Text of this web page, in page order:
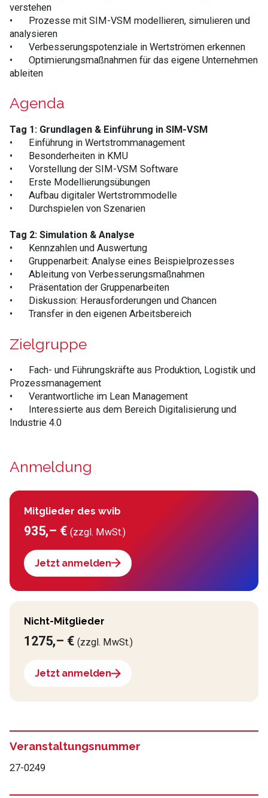
verstehen
•
Prozesse mit SIM-VSM modellieren, simulieren und
analysieren
•
Verbesserungspotenziale in Wertströmen erkennen
•
Optimierungsmaßnahmen für das eigene Unternehmen
ableiten
Agenda
Tag 1: Grundlagen & Einführung in SIM-VSM
•
Einführung in Wertstrommanagement
•
Besonderheiten in KMU
•
Vorstellung der SIM-VSM Software
•
Erste Modellierungsübungen
•
Aufbau digitaler Wertstrommodelle
•
Durchspielen von Szenarien
Tag 2: Simulation & Analyse
•
Kennzahlen und Auswertung
•
Gruppenarbeit: Analyse eines Beispielprozesses
•
Ableitung von Verbesserungsmaßnahmen
•
Präsentation der Gruppenarbeiten
•
Diskussion: Herausforderungen und Chancen
•
Transfer in den eigenen Arbeitsbereich
Zielgruppe
•
Fach- und Führungskräfte aus Produktion, Logistik und
Prozessmanagement
•
Verantwortliche im Lean Management
•
Interessierte aus dem Bereich Digitalisierung und
Industrie 4.0
Anmeldung
Mitglieder des wvib
935,– €(zzgl. MwSt.)
Jetzt anmelden
Nicht-Mitglieder
1275,– €(zzgl. MwSt.)
Jetzt anmelden
Veranstaltungsnummer
27-0249